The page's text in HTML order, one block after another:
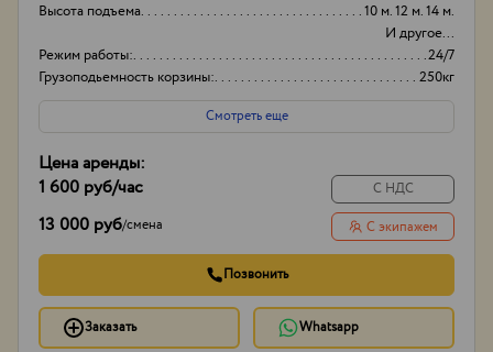
Высота подъема
10 м. 12 м. 14 м.
И другое...
Режим работы:
24/7
Грузоподьемность корзины:
250кг
Боковой вылет стрелы
8м
Смотреть еще
Цена аренды:
1 600 руб/час
13 000 руб/смена
С НДС
С экипажем
Позвонить
Заказать Whatsapp